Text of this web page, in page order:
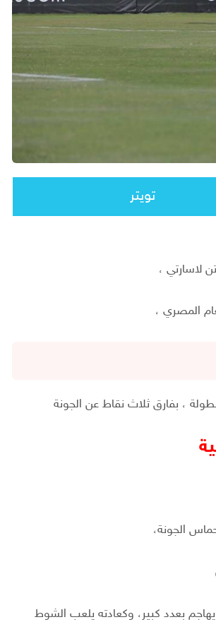
تويتر
لاسارتي ،
المصري ،
، بفارق ثلاث نقاط عن الجونة
الجونة،
بعدد كبير، وكعادته يلعب الشوط